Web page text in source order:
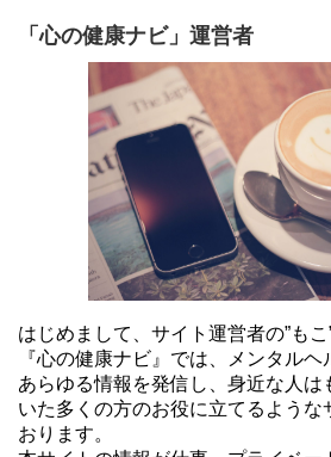
「心の健康ナビ」運営者
はじめまして、サイト運営者の”もこ
『心の健康ナビ』では、メンタル
あらゆる情報を発信し、身近な人は
いた多くの方のお役に立てるような
おります。